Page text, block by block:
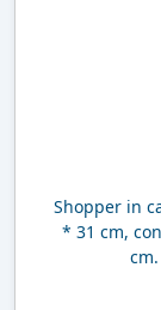
Shopper in
* 31 cm,